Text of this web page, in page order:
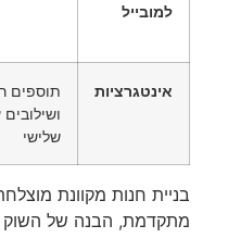
למובייל
אינטגרציות
תוספים
שלישי
בניית חנות מקוונת
מתקדמת, הבנה של השוק